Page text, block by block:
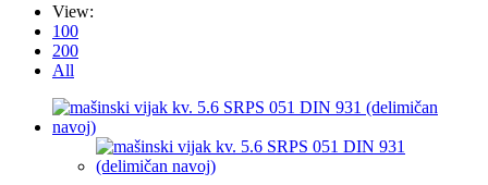
View:
100
200
All